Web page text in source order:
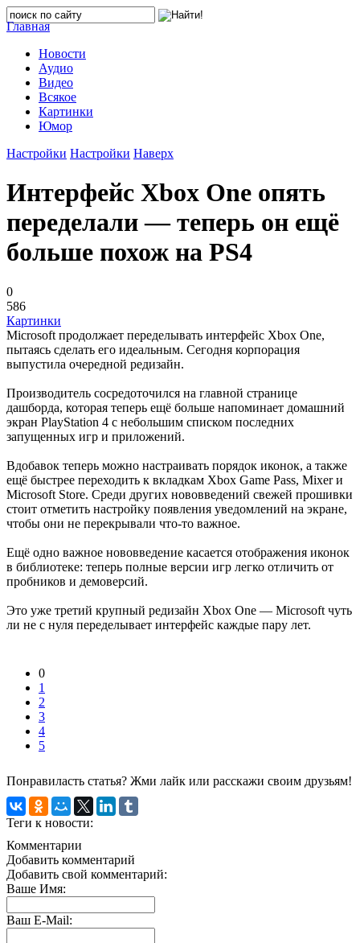
Главная
Новости
Аудио
Видео
Всякое
Картинки
Юмор
Настройки Настройки Наверх
Интерфейс Xbox One опять
переделали — теперь он ещё
больше похож на PS4
0
586
Картинки
Microsoft продолжает переделывать интерфейс Xbox One,
пытаясь сделать его идеальным. Сегодня корпорация
выпустила очередной редизайн.
Производитель сосредоточился на главной странице
дашборда, которая теперь ещё больше напоминает домашний
экран PlayStation 4 с небольшим списком последних
запущенных игр и приложений.
Вдобавок теперь можно настраивать порядок иконок, а также
ещё быстрее переходить к вкладкам Xbox Game Pass, Mixer и
Microsoft Store. Среди других нововведений свежей прошивки
стоит отметить настройку появления уведомлений на экране,
чтобы они не перекрывали что-то важное.
Ещё одно важное нововведение касается отображения иконок
в библиотеке: теперь полные версии игр легко отличить от
пробников и демоверсий.
Это уже третий крупный редизайн Xbox One — Microsoft чуть
ли не с нуля переделывает интерфейс каждые пару лет.
0
1
2
3
4
5
Понравиласть статья? Жми лайк или расскажи своим друзьям!
Теги к новости:
Комментарии
Добавить комментарий
Добавить свой комментарий:
Ваше Имя:
Ваш E-Mail: